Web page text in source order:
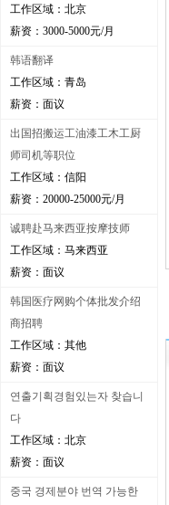
工作区域：北京
薪资：3000-5000元/月
韩语翻译
工作区域：青岛
薪资：面议
出国招搬运工油漆工木工厨
师司机等职位
工作区域：信阳
薪资：20000-25000元/月
诚聘赴马来西亚按摩技师
工作区域：马来西亚
薪资：面议
韩国医疗网购个体批发介绍
商招聘
工作区域：其他
薪资：面议
연출기획경험있는자 찾습니
다
工作区域：北京
薪资：面议
중국 경제분야 번역 가능한